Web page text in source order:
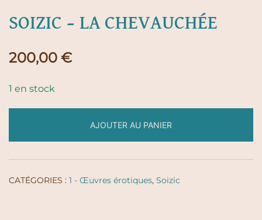
SOIZIC – LA CHEVAUCHÉE
200,00 €
1 en stock
AJOUTER AU PANIER
CATÉGORIES : 1 - Œuvres érotiques, Soizic